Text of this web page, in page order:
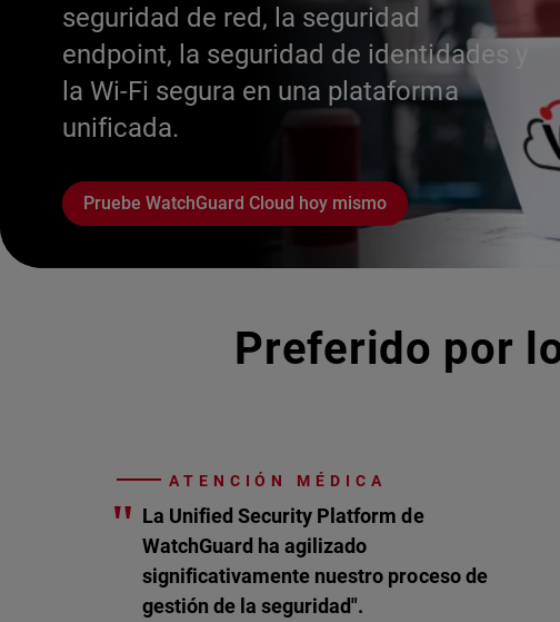
seguridad de red, la seguridad
endpoint, la seguridad de identidades y
la Wi-Fi segura en una plataforma
unificada.
Pruebe WatchGuard Cloud hoy mismo
Preferido por
ATENCIÓN MÉDICA
" La Unified Security Platform de
WatchGuard ha agilizado
significativamente nuestro proceso de
gestión de la seguridad".